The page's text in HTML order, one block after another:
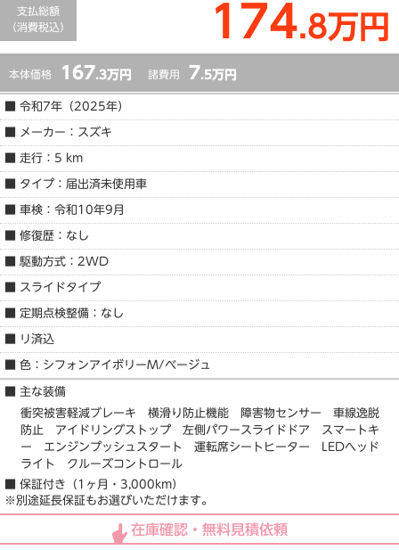
支払総額
（消費税込）
174.8万円
本体価格 167.3万円 諸費用 7.5万円
■ 令和7年（2025年）
■ メーカー：スズキ
■ 走行：5 km
■ タイプ：届出済未使用車
■ 車検：令和10年9月
■ 修復歴：なし
■ 駆動方式：2WD
■ スライドタイプ
■ 定期点検整備：なし
■ リ済込
■ 色：シフォンアイボリーM/ベージュ
■ 主な装備
衝突被害軽減ブレーキ 横滑り防止機能 障害物センサー 車線逸脱
防止 アイドリングストップ 左側パワースライドドア スマートキ
ー エンジンプッシュスタート 運転席シートヒーター LEDヘッド
ライト クルーズコントロール
■ 保証付き（1ヶ月・3,000km）
※別途延長保証もお選びいただけます。
在庫確認・無料見積依頼